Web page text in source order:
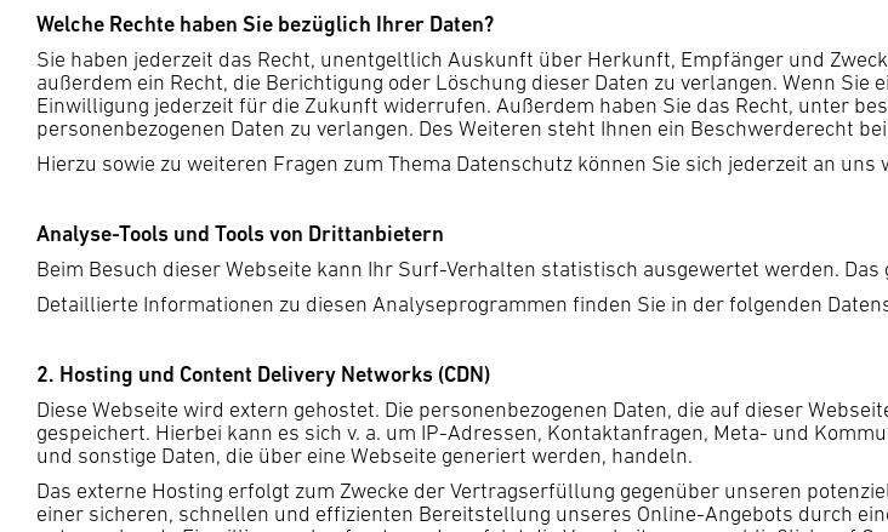
Welche Rechte haben Sie bezüglich Ihrer Daten?
Sie haben jederzeit das Recht, unentgeltlich Auskunft über Herkunft, Empfänger und
außerdem ein Recht, die Berichtigung oder Löschung dieser Daten zu verlangen. Wenn
Einwilligung jederzeit für die Zukunft widerrufen. Außerdem haben Sie das Recht, unter
personenbezogenen Daten zu verlangen. Des Weiteren steht Ihnen ein Beschwerderecht
Hierzu sowie zu weiteren Fragen zum Thema Datenschutz können Sie sich jederzeit an uns
Analyse-Tools und Tools von Drittanbietern
Beim Besuch dieser Webseite kann Ihr Surf-Verhalten statistisch ausgewertet werden.
Detaillierte Informationen zu diesen Analyseprogrammen finden Sie in der folgenden
2. Hosting und Content Delivery Networks (CDN)
Diese Webseite wird extern gehostet. Die personenbezogenen Daten, die auf dieser
gespeichert. Hierbei kann es sich v. a. um IP-Adressen, Kontaktanfragen, Meta- und
und sonstige Daten, die über eine Webseite generiert werden, handeln.
Das externe Hosting erfolgt zum Zwecke der Vertragserfüllung gegenüber unseren
einer sicheren, schnellen und effizienten Bereitstellung unseres Online-Angebots durch